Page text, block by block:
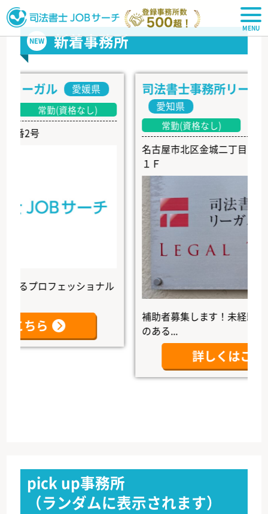
司法書士JOBサーチ
NEW 新着事務所
ガル 愛媛県
常勤(資格なし)
ロフェッショナル
ら
司法書士事務所リーガル・
愛知県
常勤(資格なし)
名古屋市北区金城二丁目４番４
補助者募集します！未経験者大歓
のある...
詳しくはこちら
pick up事務所
（ランダムに表示されます）